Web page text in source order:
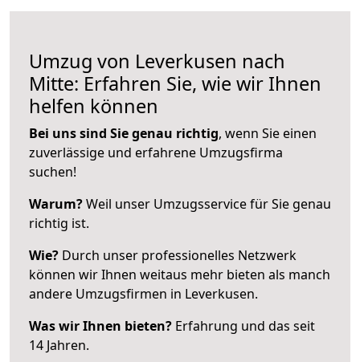
Umzug von Leverkusen nach
Mitte: Erfahren Sie, wie wir Ihnen
helfen können
Bei uns sind Sie genau richtig, wenn Sie einen
zuverlässige und erfahrene Umzugsfirma
suchen!
Warum?Weil unser Umzugsservice für Sie genau
richtig ist.
Wie? Durch unser professionelles Netzwerk
können wir Ihnen weitaus mehr bieten als manch
andere Umzugsfirmen in Leverkusen.
Was wir Ihnen bieten? Erfahrung und das seit
14 Jahren.